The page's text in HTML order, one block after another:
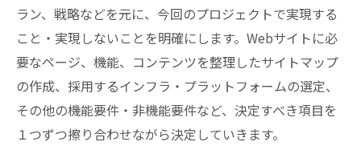
ラン、戦略などを元に、今回のプロジェクトで実現する
こと・実現しないことを明確にします。Webサイトに必
要なページ、機能、コンテンツを整理したサイトマップ
の作成、採用するインフラ・プラットフォームの選定、
その他の機能要件・非機能要件など、決定すべき項目を
１つずつ擦り合わせながら決定していきます。